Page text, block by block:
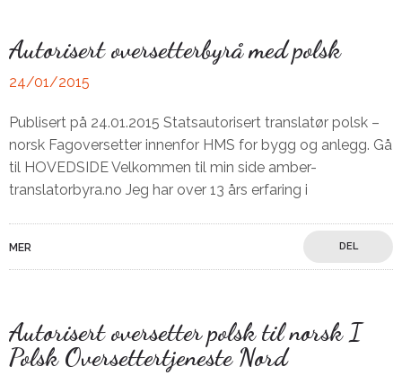
Autorisert oversetterbyrå med polsk
24/01/2015
Publisert på 24.01.2015 Statsautorisert translatør polsk –
norsk Fagoversetter innenfor HMS for bygg og anlegg. Gå
til HOVEDSIDE Velkommen til min side amber-
translatorbyra.no Jeg har over 13 års erfaring i
MER DEL
Autorisert oversetter polsk til norsk I
Polsk Oversettertjeneste Nord